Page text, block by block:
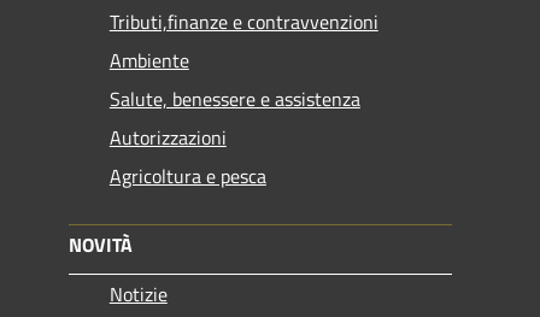
Tributi,finanze e contravvenzioni
Ambiente
Salute, benessere e assistenza
Autorizzazioni
Agricoltura e pesca
NOVITÀ
Notizie